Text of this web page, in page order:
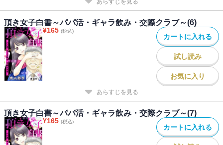
頂き女子白書～パパ活・ギャラ飲み・交際クラブ～(6)
¥165 (税込)
カートに入れる
試し読み
お気に入り
あらすじを見る
頂き女子白書～パパ活・ギャラ飲み・交際クラブ～(7)
¥165 (税込)
カートに入れる